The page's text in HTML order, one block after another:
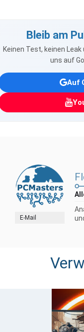
Bleib am
Keinen Test, keinen
uns auf
Auf
E-Mail